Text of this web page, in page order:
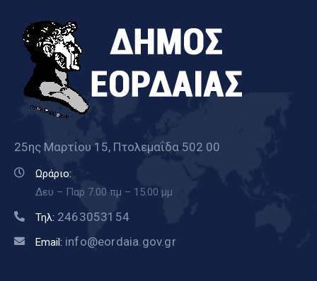
25ης Μαρτίου 15, Πτολεμαΐδα 502 00
Ωράριο:
Δευ – Παρ 7.00 πμ – 15.00 μμ
Τηλ: 2463053154
Email: info@eordaia.gov.gr